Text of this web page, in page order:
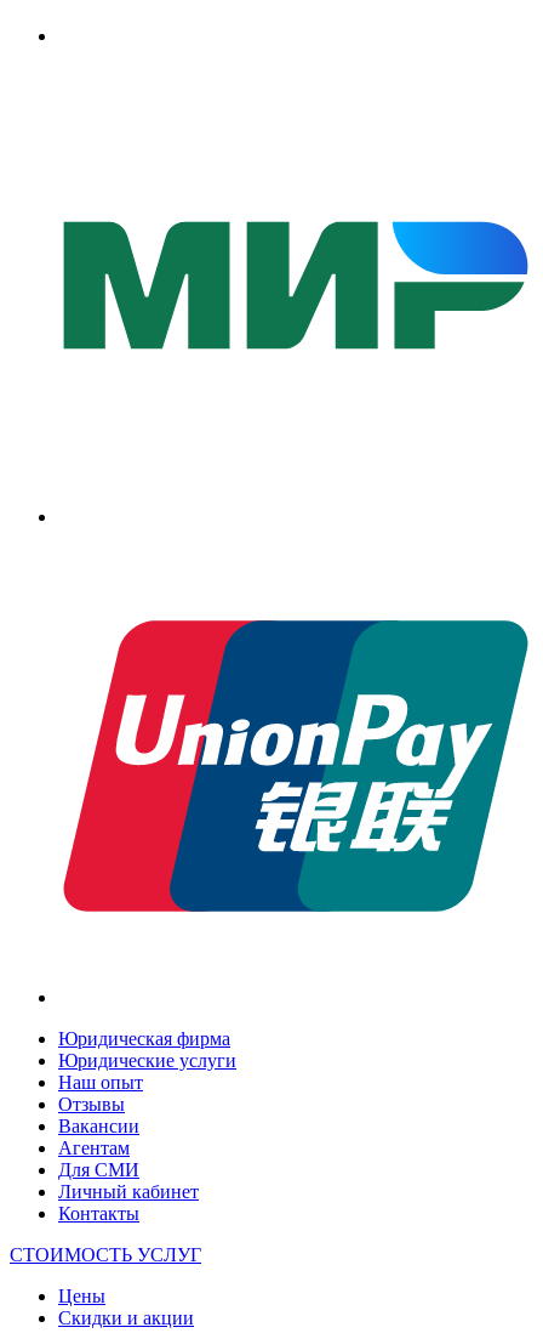
Юридическая фирма
Юридические услуги
Наш опыт
Отзывы
Вакансии
Агентам
Для СМИ
Личный кабинет
Контакты
СТОИМОСТЬ УСЛУГ
Цены
Скидки и акции